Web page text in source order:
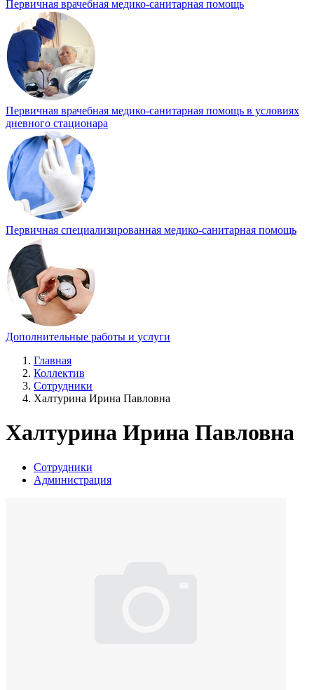
Первичная врачебная медико-санитарная помощь
Первичная врачебная медико-санитарная помощь в условиях
дневного стационара
Первичная специализированная медико-санитарная помощь
Дополнительные работы и услуги
Главная
Коллектив
Сотрудники
Халтурина Ирина Павловна
Халтурина Ирина Павловна
Сотрудники
Администрация